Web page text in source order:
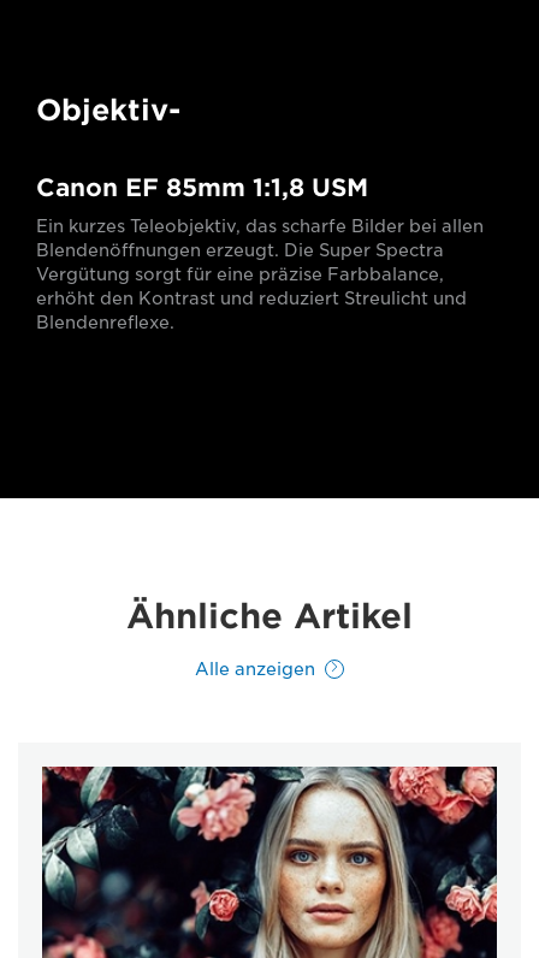
Objektiv-
Canon EF 85mm 1:1,8 USM
Ein kurzes Teleobjektiv, das scharfe Bilder bei allen
Blendenöffnungen erzeugt. Die Super Spectra
Vergütung sorgt für eine präzise Farbbalance,
erhöht den Kontrast und reduziert Streulicht und
Blendenreflexe.
Ähnliche Artikel
Alle anzeigen